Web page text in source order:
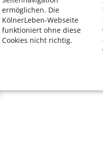
ermöglichen. Die
KölnerLeben-Webseite
funktioniert ohne diese
Cookies nicht richtig.